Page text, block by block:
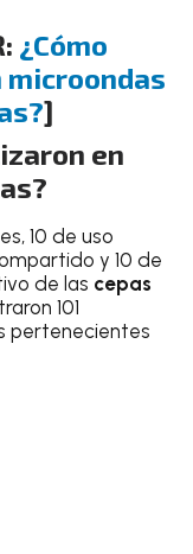
¿Cómo
]
en
10 de uso
y 10 de
de las cepas
101
pertenecientes